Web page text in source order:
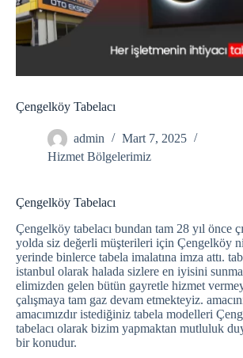
Çengelköy Tabelacı
admin
Mart 7, 2025
Hizmet Bölgelerimiz
Çengelköy Tabelacı
Çengelköy tabelacı bundan tam 28 yıl önce
yolda siz değerli müşterileri için Çengelköy
yerinde binlerce tabela imalatına imza attı.
istanbul olarak halada sizlere en iyisini
elimizden gelen bütün gayretle hizmet
çalışmaya tam gaz devam etmekteyiz.
amacımızdır istediğiniz tabela modelleri
tabelacı olarak bizim yapmaktan mutluluk
bir konudur.